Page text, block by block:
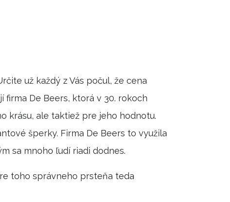
už každý z Vás počul, že cena
firma De Beers, ktorá v 30. rokoch
krásu, ale taktiež pre jeho hodnotu.
šperky. Firma De Beers to využila
sa mnoho ľudí riadi dodnes.
toho správneho prsteňa teda